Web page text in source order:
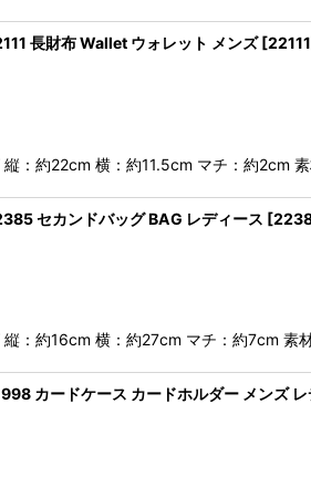
長財布 Wallet ウォレット メンズ [22111
縦：約22cm 横：約11.5cm マチ：約2cm
セカンドバッグ BAG レディース [
：約16cm 横：約27cm マチ：約7cm
カードケース カードホルダー メンズ